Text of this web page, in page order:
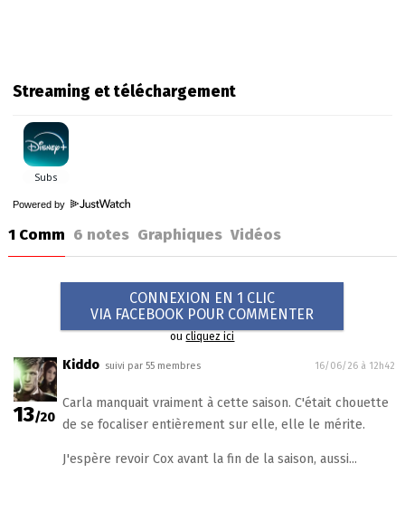
Streaming et téléchargement
Powered by
1 Comm 6 notes Graphiques Vidéos
CONNEXION EN 1 CLIC
VIA FACEBOOK POUR COMMENTER
oucliquez ici
13/20
Kiddo suivi par 55 membres 16/06/26 à 12h42
Carla manquait vraiment à cette saison. C'était chouette
de se focaliser entièrement sur elle, elle le mérite.
J'espère revoir Cox avant la fin de la saison, aussi...